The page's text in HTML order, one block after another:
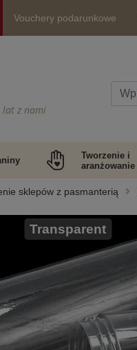
Vouchery podarunkowe
z nami
Tworzenie i
aranżowanie
sklepów z pasmanterią
Transparent